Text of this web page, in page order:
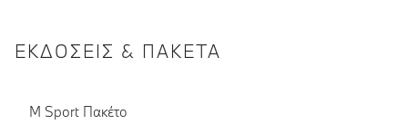
ΕΚΔΌΣΕΙΣ & ΠΑΚΈΤΑ
M Sport Πακέτο